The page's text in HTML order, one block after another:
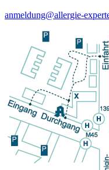
anmeldung@allergie-